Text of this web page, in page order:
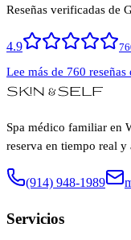
Reseñas verificadas de
4.9
Lee más de 760 reseñas
Spa médico familiar en
reserva en tiempo real
(914) 948-1989
Servicios